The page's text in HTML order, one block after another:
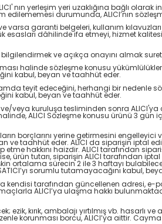
nın yerleşim yeri uzaklığına bağlı olarak
durumunda, ALICI’nın
varsa garanti belgeleri, kullanım
dâhilinde ifa etmeyi, hizmet
ve açıkça onayını almak
halinde sözleşme konusu
kabul, beyan ve taahhüt eder.
teyit edeceğini, herhangi bir
kabul, beyan ve taahhüt eder.
veya kuruluşa tesliminden sonra
ALICI Sözleşme konusu ürünü 3 gün
borçlarını yerine getirmesini
ve taahhüt eder. ALICI da siparişin iptal
hakkını haizdir. ALICI tarafından
ürün tutarı, siparişin ALICI tarafından
ortalama sürecin 2 ile 3 haftayı
sorumlu tutamayacağını kabul,
kendisi tarafından güncellenen adresi,
ALICI’ya ulaşma hakkı
kırık, ambalajı yırtılmış vb.
korunması borcu, ALICI’ya aittir.